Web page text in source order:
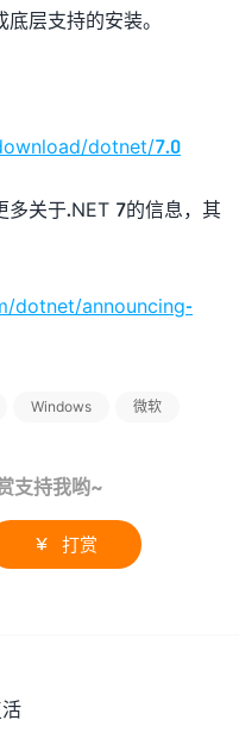
层支持的安装。
dotnet/7.0
多关于.NET 7的信息，其
dotnet/announcing-
Windows 微软
支持我哟~
 打赏